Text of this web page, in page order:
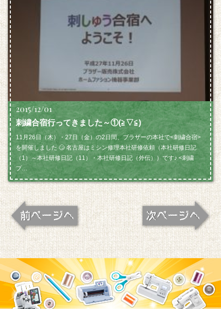
2015/12/01
刺繍合宿行ってきました～①(≧▽≦)
11月26日（木）・27日（金）の2日間、ブラザーの本社で<刺繍合宿>
を開催しました 🙄 名古屋はミシン修理本社研修依頼（本社研修日記
（1）～本社研修日記（11）・本社研修日記（外伝））です♪ <刺繍
プ…